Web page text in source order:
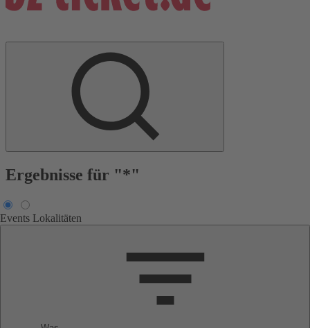
Ergebnisse für "*"
Events Lokalitäten